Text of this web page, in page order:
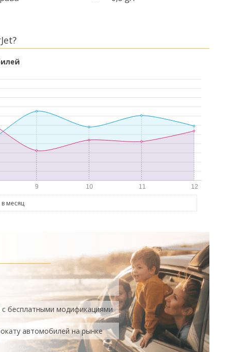
месяц
бесплатными модификациями
автомобилей на рынке